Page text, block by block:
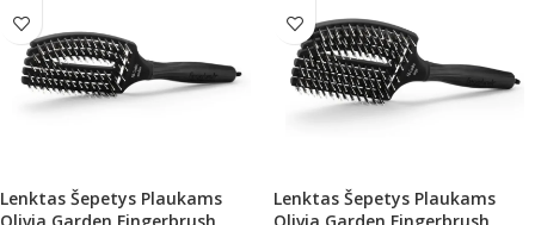
Lenktas Šepetys Plaukams
Lenktas Šepetys Plaukams